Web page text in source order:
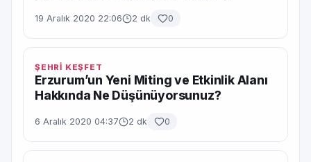
19 Aralık 2020 22:06 2 dk 0
ŞEHRİ KEŞFET
Erzurum’un Yeni Miting ve Etkinlik Alanı
Hakkında Ne Düşünüyorsunuz?
6 Aralık 2020 04:37 2 dk 0